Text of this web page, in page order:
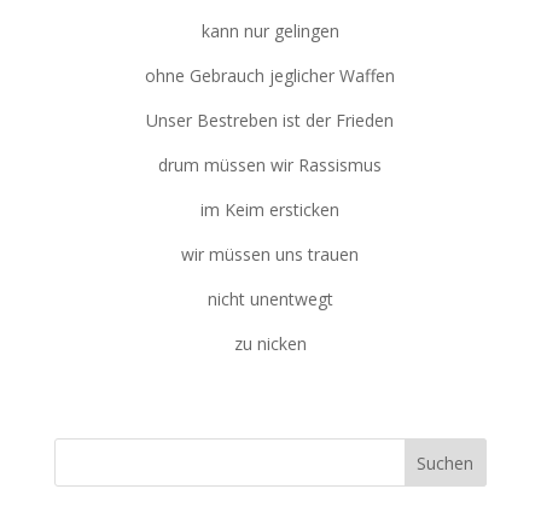
kann nur gelingen
ohne Gebrauch jeglicher Waffen
Unser Bestreben ist der Frieden
drum müssen wir Rassismus
im Keim ersticken
wir müssen uns trauen
nicht unentwegt
zu nicken